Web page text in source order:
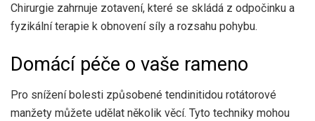
Chirurgie zahrnuje zotavení, které se skládá z odpočinku a
fyzikální terapie k obnovení síly a rozsahu pohybu.
Domácí péče o vaše rameno
Pro snížení bolesti způsobené tendinitidou rotátorové
manžety můžete udělat několik věcí. Tyto techniky mohou